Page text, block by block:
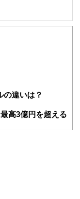
に関する記事を、日々
りやすく発信していま
る書籍・雑誌の編集経
載まですべての工程に
続診断士、住宅ローンア
の違いは？
高3億円を超える